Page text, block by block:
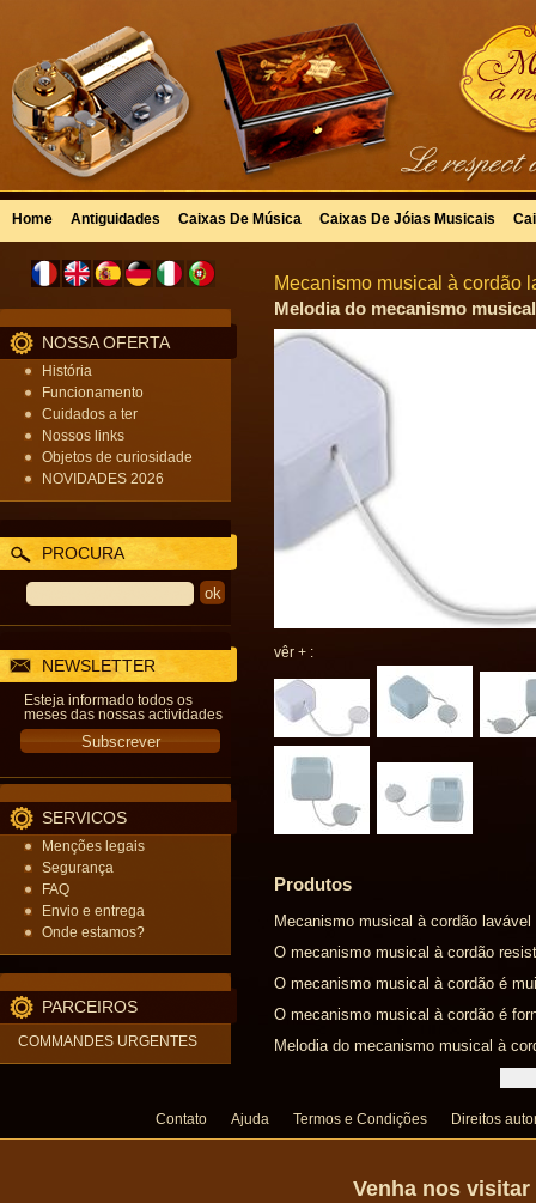
Home Antiguidades Caixas De Música Caixas De Jóias Musicais
NOSSA OFERTA
História
Funcionamento
Cuidados a ter
Nossos links
Objetos de curiosidade
NOVIDADES 2026
PROCURA
NEWSLETTER
Esteja informado todos os
meses das nossas actividades
SERVICOS
Menções legais
Segurança
FAQ
Envio e entrega
Onde estamos?
PARCEIROS
COMMANDES URGENTES
Mecanismo musical à cordão
Melodia do mecanismo
vêr + :
Produtos
Mecanismo musical à cordão
O mecanismo musical à cordão
O mecanismo musical à cordão é
O mecanismo musical à cordão é
Melodia do mecanismo musical à
Contato Ajuda Termos e Condições Direitos
Venha nos